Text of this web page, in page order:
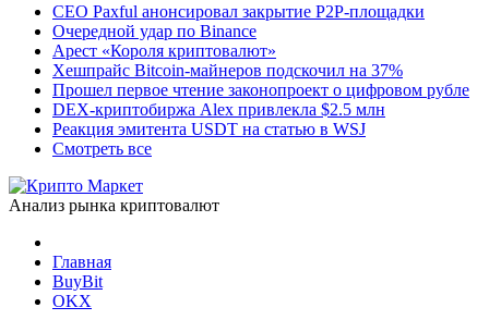
CEO Paxful анонсировал закрытие P2P-площадки
Очередной удар по Binance
Арест «Короля криптовалют»
Хешпрайс Bitcoin-майнеров подскочил на 37%
Прошел первое чтение законопроект о цифровом рубле
DEX-криптобиржа Alex привлекла $2.5 млн
Реакция эмитента USDT на статью в WSJ
Смотреть все
Анализ рынка криптовалют
Главная
BuyBit
OKX